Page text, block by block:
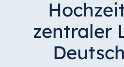
Hotel Darmstadt
Hotel Düsseldorf
Hotel Frankfurt
zentraler